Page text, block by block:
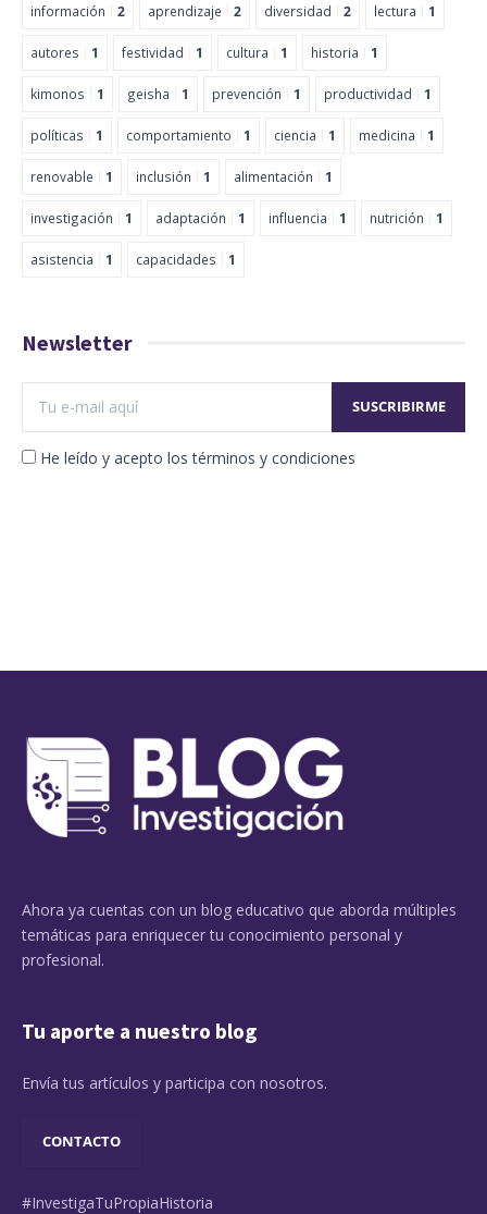
información 2 aprendizaje 2 diversidad 2 lectura 1
autores 1 festividad 1 cultura 1 historia 1
kimonos 1 geisha 1 prevención 1 productividad 1
políticas 1 comportamiento 1 ciencia 1 medicina 1
renovable 1 inclusión 1 alimentación 1
investigación 1 adaptación 1 influencia 1 nutrición 1
asistencia 1 capacidades 1
Newsletter
He leído y acepto los términos y condiciones
Ahora ya cuentas con un blog educativo que aborda múltiples
temáticas para enriquecer tu conocimiento personal y
profesional.
Tu aporte a nuestro blog
Envía tus artículos y participa con nosotros.
CONTACTO
#InvestigaTuPropiaHistoria